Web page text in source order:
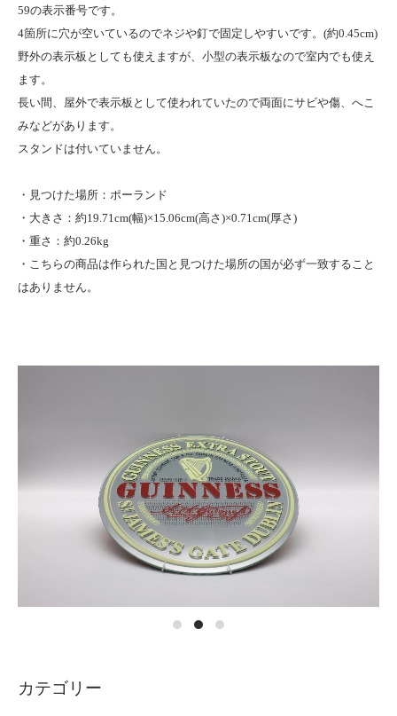
59の表示番号です。
4箇所に穴が空いているのでネジや釘で固定しやすいです。(約0.45cm)
野外の表示板としても使えますが、小型の表示板なので室内でも使え
ます。
長い間、屋外で表示板として使われていたので両面にサビや傷、へこ
みなどがあります。
スタンドは付いていません。
・見つけた場所：ポーランド
・大きさ：約19.71cm(幅)×15.06cm(高さ)×0.71cm(厚さ)
・重さ：約0.26kg
・こちらの商品は作られた国と見つけた場所の国が必ず一致すること
はありません。
カテゴリー